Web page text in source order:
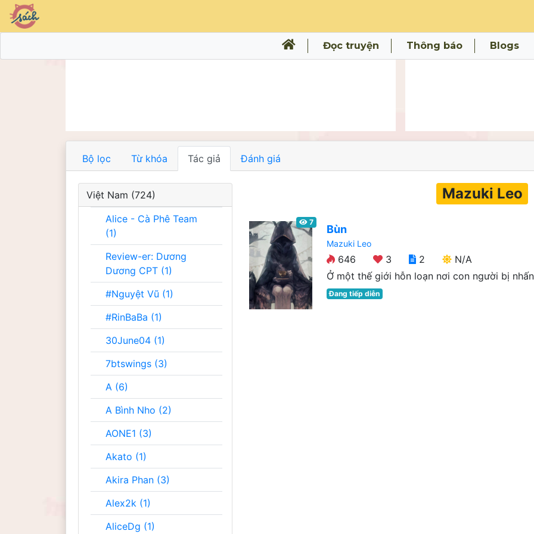
Đọc truyện Thông báo Blogs
Bộ lọc Từ khóa Tác giả Đánh giá
Việt Nam (724)
Alice - Cà Phê Team
(1)
Review-er: Dương
Dương CPT (1)
#Nguyệt Vũ (1)
#RinBaBa (1)
30June04 (1)
7btswings (3)
A (6)
A Bình Nho (2)
AONE1 (3)
Akato (1)
Akira Phan (3)
Alex2k (1)
AliceDg (1)
Mazuki Leo
7
Bùn
Mazuki Leo
646 3 2
N/A
Ở một thế giới hỗn loạn nơi con người bị
Đang tiếp diễn